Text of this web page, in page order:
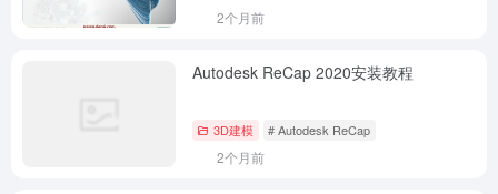
2个月前
Autodesk ReCap 2020安装教程
3D建模 # Autodesk ReCap
2个月前